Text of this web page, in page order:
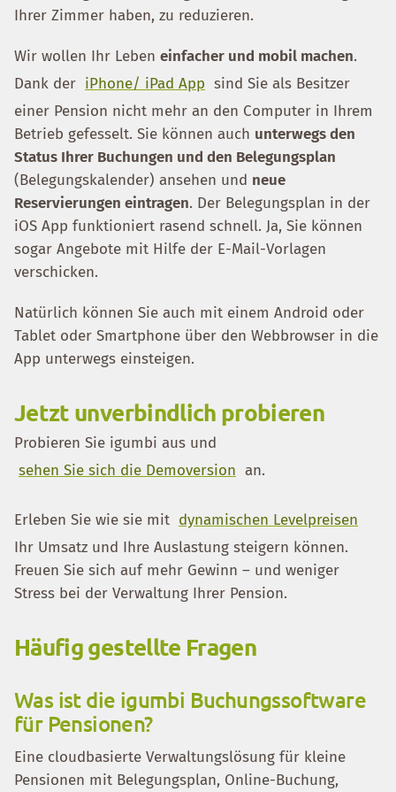
Ihrer Zimmer haben, zu reduzieren.
Wir wollen Ihr Leben einfacher und mobil machen.
Dank der iPhone/ iPad App sind Sie als Besitzer
einer Pension nicht mehr an den Computer in Ihrem
Betrieb gefesselt. Sie können auch unterwegs den
Status Ihrer Buchungen und den Belegungsplan
(Belegungskalender) ansehen und neue
Reservierungen eintragen. Der Belegungsplan in der
iOS App funktioniert rasend schnell. Ja, Sie können
sogar Angebote mit Hilfe der E-Mail-Vorlagen
verschicken.
Natürlich können Sie auch mit einem Android oder
Tablet oder Smartphone über den Webbrowser in die
App unterwegs einsteigen.
Jetzt unverbindlich probieren
Probieren Sie igumbi aus und
sehen Sie sich die Demoversion an.
Erleben Sie wie sie mit dynamischen Levelpreisen
Ihr Umsatz und Ihre Auslastung steigern können.
Freuen Sie sich auf mehr Gewinn – und weniger
Stress bei der Verwaltung Ihrer Pension.
Häufig gestellte Fragen
Was ist die igumbi Buchungssoftware
für Pensionen?
Eine cloudbasierte Verwaltungslösung für kleine
Pensionen mit Belegungsplan, Online-Buchung,